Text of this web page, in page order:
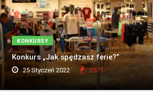
KONKURSY
Konkurs „Jak spędzasz ferie?”
25 Styczeń 2022 2571